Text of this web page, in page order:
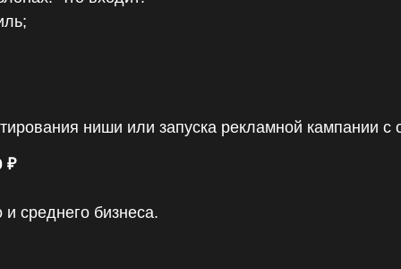
ниши или запуска рекламной кампании
₽
среднего бизнеса.